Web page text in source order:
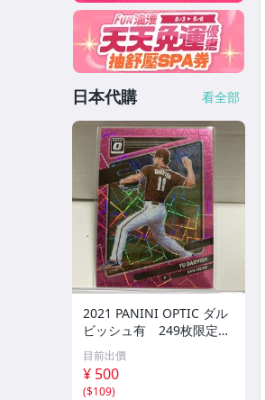
日本代購 看全部
2021 PANINI OPTIC ダル
ビッシュ有 249枚限定
シリアルカード パドレス
目前出價
¥ 500
($109)